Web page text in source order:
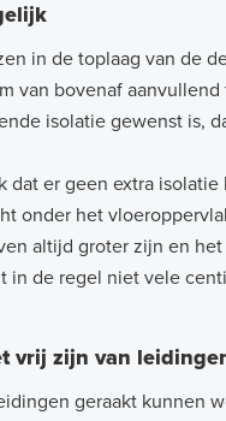
in de toplaag van de
van bovenaf
isolatie gewenst is,
er geen extra isolatie
onder het
altijd groter zijn en
in de regel niet vele
vrij zijn van
geraakt kunnen